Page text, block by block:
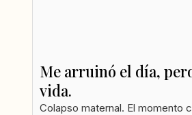
Me arruinó el día,
vida.
Colapso maternal. El momento